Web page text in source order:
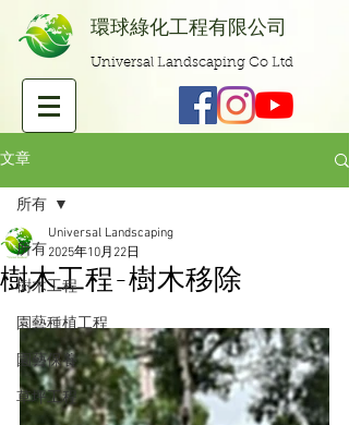
​環球綠化工程有限公司
Universal Landscaping Co Ltd
文章
所有
樹木工程
園藝種植工程
園藝保養
草坪工程
所有
樹木工程-樹木移除
Universal Landscaping
2025年10月22日